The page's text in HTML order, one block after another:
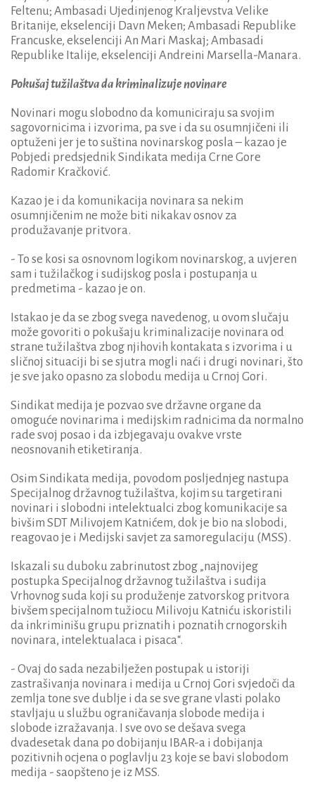
Feltenu; Ambasadi Ujedinjenog Kraljevstva Velike
Britanije, ekselenciji Davn Meken; Ambasadi Republike
Francuske, ekselenciji An Mari Maskaj; Ambasadi
Republike Italije, ekselenciji Andreini Marsella-Manara.
Pokušaj tužilaštva da kriminalizuje novinare
Novinari mogu slobodno da komuniciraju sa svojim
sagovornicima i izvorima, pa sve i da su osumnjičeni ili
optuženi jer je to suština novinarskog posla – kazao je
Pobjedi predsjednik Sindikata medija Crne Gore
Radomir Kračković.
Kazao je i da komunikacija novinara sa nekim
osumnjičenim ne može biti nikakav osnov za
produžavanje pritvora.
- To se kosi sa osnovnom logikom novinarskog, a uvjeren
sam i tužilačkog i sudijskog posla i postupanja u
predmetima - kazao je on.
Istakao je da se zbog svega navedenog, u ovom slučaju
može govoriti o pokušaju kriminalizacije novinara od
strane tužilaštva zbog njihovih kontakata s izvorima i u
sličnoj situaciji bi se sjutra mogli naći i drugi novinari, što
je sve jako opasno za slobodu medija u Crnoj Gori.
Sindikat medija je pozvao sve državne organe da
omoguće novinarima i medijskim radnicima da normalno
rade svoj posao i da izbjegavaju ovakve vrste
neosnovanih etiketiranja.
Osim Sindikata medija, povodom posljednjeg nastupa
Specijalnog državnog tužilaštva, kojim su targetirani
novinari i slobodni intelektualci zbog komunikacije sa
bivšim SDT Milivojem Katnićem, dok je bio na slobodi,
reagovao je i Medijski savjet za samoregulaciju (MSS).
Iskazali su duboku zabrinutost zbog „najnovijeg
postupka Specijalnog državnog tužilaštva i sudija
Vrhovnog suda koji su produženje zatvorskog pritvora
bivšem specijalnom tužiocu Milivoju Katniću iskoristili
da inkriminišu grupu priznatih i poznatih crnogorskih
novinara, intelektualaca i pisaca“.
- Ovaj do sada nezabilježen postupak u istoriji
zastrašivanja novinara i medija u Crnoj Gori svjedoči da
zemlja tone sve dublje i da se sve grane vlasti polako
stavljaju u službu ograničavanja slobode medija i
slobode izražavanja. I sve ovo se dešava svega
dvadesetak dana po dobijanju IBAR-a i dobijanja
pozitivnih ocjena o poglavlju 23 koje se bavi slobodom
medija - saopšteno je iz MSS.